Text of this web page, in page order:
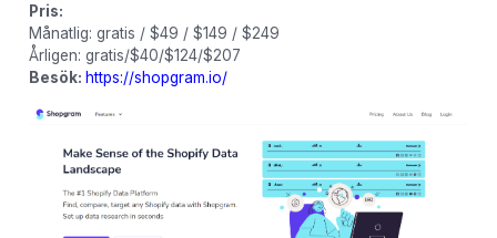
Pris:
Månatlig: gratis / $49 / $149 / $249
Årligen: gratis/$40/$124/$207
Besök: https://shopgram.io/